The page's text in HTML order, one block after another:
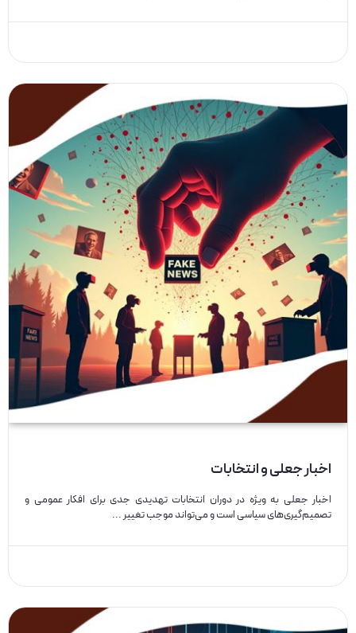
اخبار جعلی و انتخابات
اخبار جعلی به ویژه در دوران انتخابات تهدیدی جدی برای افکار عمومی و
تصمیم‌گیری‌های سیاسی است و می‌تواند موجب تغییر ...